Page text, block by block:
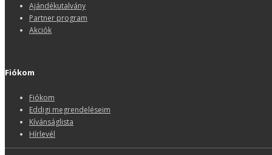
Ajándékutalvány
Partner program
Akciók
Fiókom
Fiókom
Eddigi megrendeléseim
Kívánságlista
Hírlevél